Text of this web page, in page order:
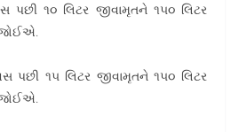
પછી ૧૦ લિટર જીવામૃતને ૧૫૦ લિટર
જોઈએ.
પછી ૧૫ લિટર જીવામૃતને ૧૫૦ લિટર
જોઈએ.